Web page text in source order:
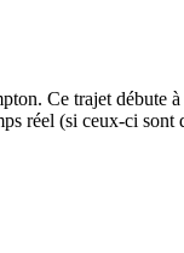
Ce trajet débute
réel (si ceux-ci sont